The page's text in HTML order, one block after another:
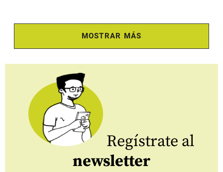
MOSTRAR MÁS
Regístrate al
newsletter